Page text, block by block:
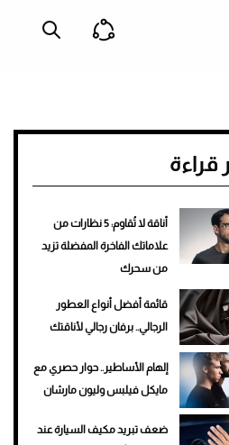
قراءة
أناقة لا تُقاوم: 5 نظارات من
علاماتك الفاخرة المفضلة تزيد
من سحرك
قائمة أفضل أنواع العطور
الرجالي.. برفان رجالي لأناقتك
إلهام الأساطير.. حوار حصري مع
مايكل فيلبس وليون مارشان
ضعف تبريد مكيف السيارة عند